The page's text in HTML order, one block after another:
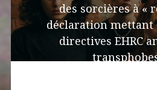
des sorcières à «
déclaration mettant
directives EHRC